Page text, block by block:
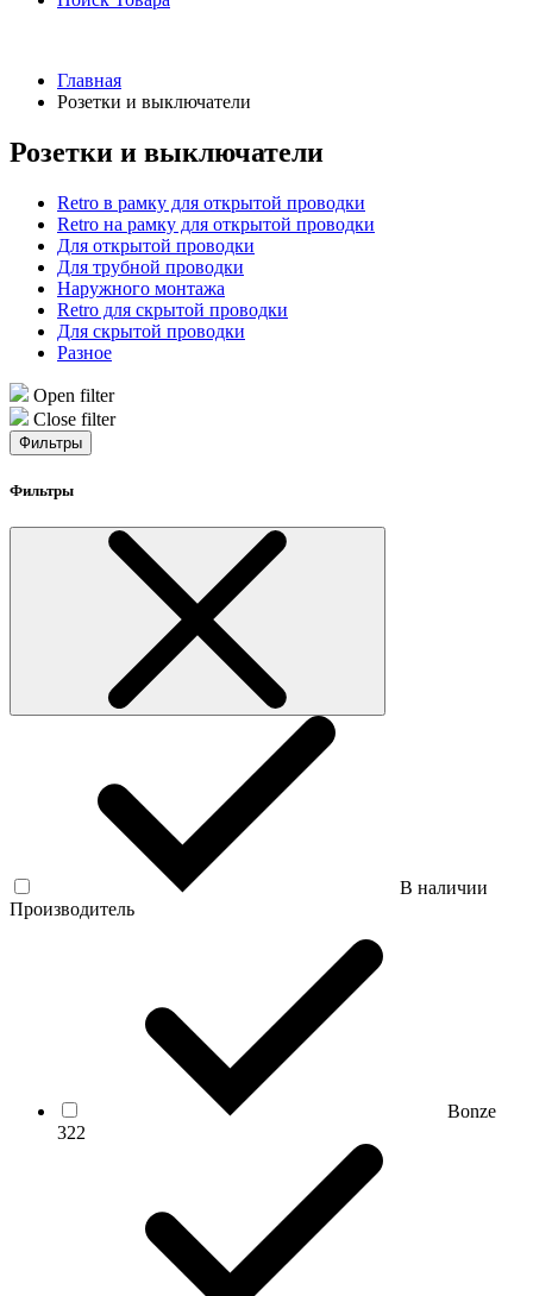
Главная
Розетки и выключатели
Розетки и выключатели
Retro в рамку для открытой проводки
Retro на рамку для открытой проводки
Для открытой проводки
Для трубной проводки
Наружного монтажа
Retro для скрытой проводки
Для скрытой проводки
Разное
Open filter
Close filter
Фильтры
Фильтры
В наличии
Производитель
Bonze
322